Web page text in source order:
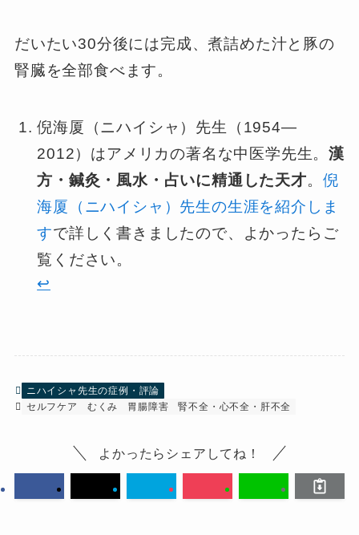
だいたい30分後には完成、煮詰めた汁と豚の
腎臓を全部食べます。
倪海厦（ニハイシャ）先生（1954—
2012）はアメリカの著名な中医学先生。漢
方・鍼灸・風水・占いに精通した天才。 倪
海厦（ニハイシャ）先生の生涯を紹介しま
すで詳しく書きましたので、よかったらご
覧ください。
↩︎
ニハイシャ先生の症例・評論
セルフケア
むくみ 胃腸障害 腎不全・心不全・肝不全
よかったらシェアしてね！